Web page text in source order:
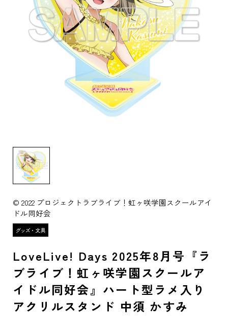
© 2022 プロジェクトラブライブ！虹ヶ咲学園スクールアイ
ドル同好会
LoveLive! Days 2025年8月号『ラ
ブライブ！虹ヶ咲学園スクールア
イドル同好会』ハート型ラメ入り
アクリルスタンド 中須 かすみ